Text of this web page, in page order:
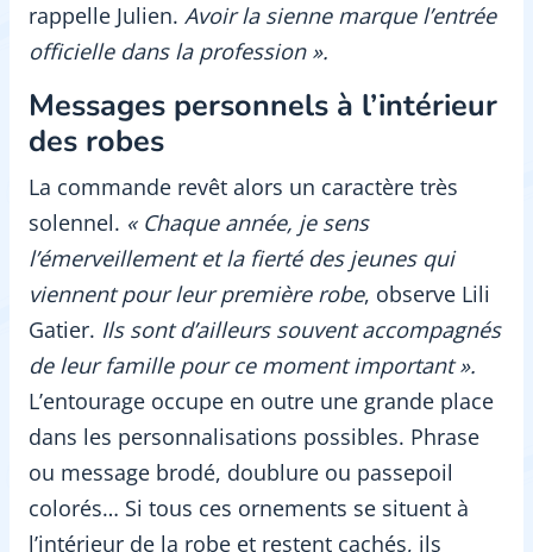
rappelle Julien. Avoir la sienne marque l’entrée
officielle dans la profession ».
Messages personnels à l’intérieur
des robes
La commande revêt alors un caractère très
solennel. « Chaque année, je sens
l’émerveillement et la fierté des jeunes qui
viennent pour leur première robe, observe Lili
Gatier. Ils sont d’ailleurs souvent accompagnés
de leur famille pour ce moment important ».
L’entourage occupe en outre une grande place
dans les personnalisations possibles. Phrase
ou message brodé, doublure ou passepoil
colorés… Si tous ces ornements se situent à
l’intérieur de la robe et restent cachés, ils